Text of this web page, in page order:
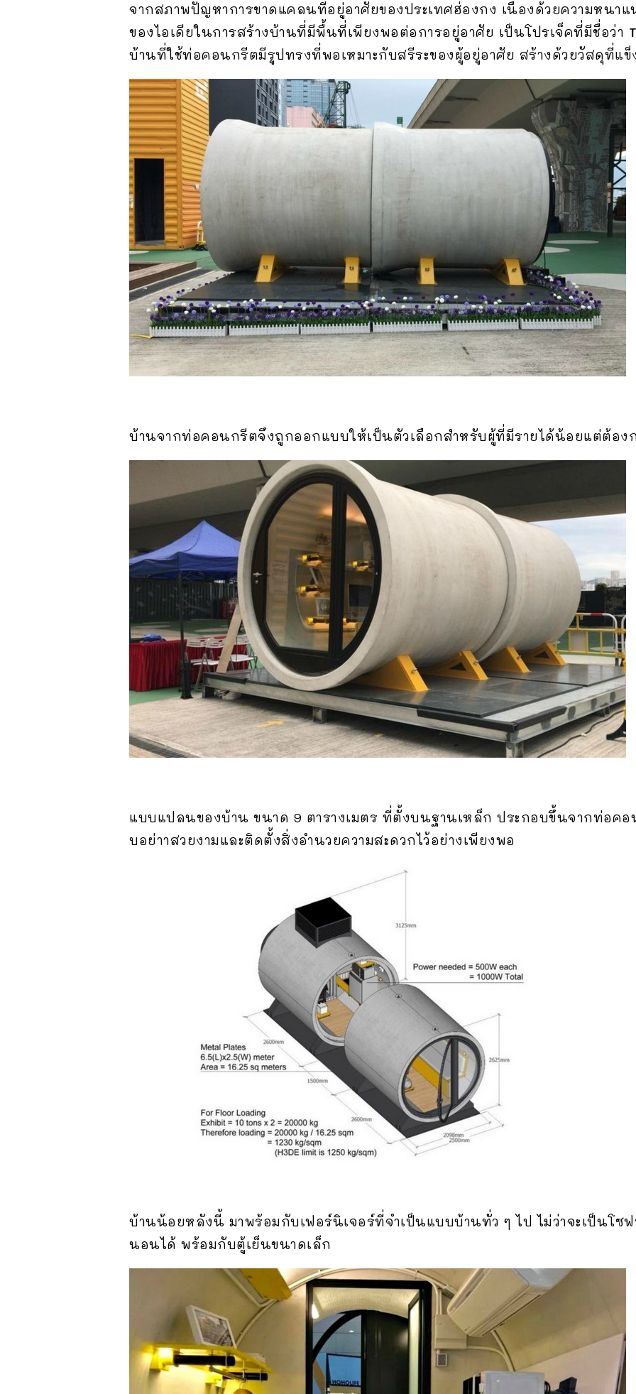
จากสภาพปัญหาการขาดแคลนที่อยู่อาศัยของประเทศฮ่องกง เนื่องด้วยความหนาแ
ของไอเดียในการสร้างบ้านที่มีพื้นที่เพียงพอต่อการอยู่อาศัย เป็นโปรเจ็คที่มีชื่อว่า
บ้านที่ใช้ท่อคอนกรีตมีรูปทรงที่พอเหมาะกับสรีระของผู้อยู่อาศัย สร้างด้วยวัสดุที่แข็
บ้านจากท่อคอนกรีตจึงถูกออกแบบให้เป็นตัวเลือกสำหรับผู้ที่มีรายได้น้อยแต่ต้อง
แบบแปลนของบ้าน ขนาด 9 ตารางเมตร ที่ตั้งบนฐานเหล็ก ประกอบขึ้นจากท่อค
บอย่าาสวยงามและติดตั้งสิ่งอำนวยความสะดวกไว้อย่างเพียงพอ
บ้านน้อยหลังนี้ มาพร้อมกับเฟอร์นิเจอร์ที่จำเป็นแบบบ้านทั่ว ๆ ไป ไม่ว่าจะเป็นโซ
นอนได้ พร้อมกับตู้เย็นขนาดเล็ก